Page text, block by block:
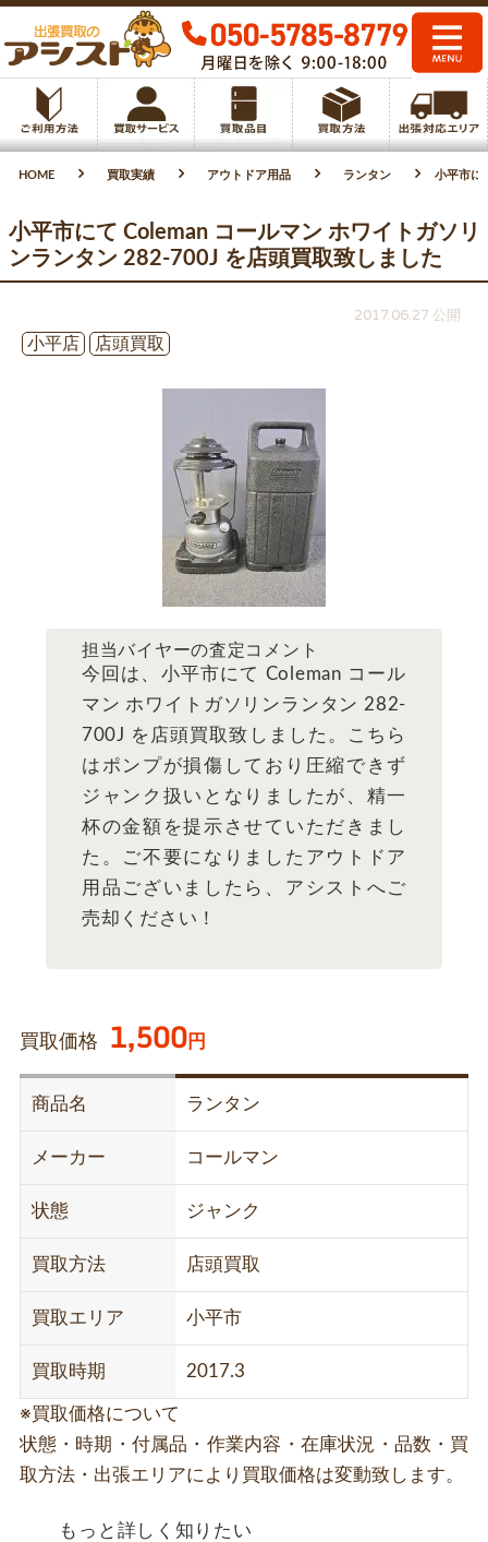
HOME 買取実績 アウトドア用品 ランタン 小平市に
小平市にて Coleman コールマン ホワイトガソリ
ンランタン 282-700J を店頭買取致しました
2017.06.27 公開
小平店
店頭買取
担当バイヤーの査定コメント
今回は、小平市にて Coleman コール
マン ホワイトガソリンランタン 282-
700J を店頭買取致しました。こちら
はポンプが損傷しており圧縮できず
ジャンク扱いとなりましたが、精一
杯の金額を提示させていただきまし
た。ご不要になりましたアウトドア
用品ございましたら、アシストへご
売却ください！
買取価格 1,500円
商品名 ランタン
メーカー コールマン
状態 ジャンク
買取方法 店頭買取
買取エリア 小平市
買取時期 2017.3
※買取価格について
状態・時期・付属品・作業内容・在庫状況・品数・買
取方法・出張エリアにより買取価格は変動致します。
もっと詳しく知りたい